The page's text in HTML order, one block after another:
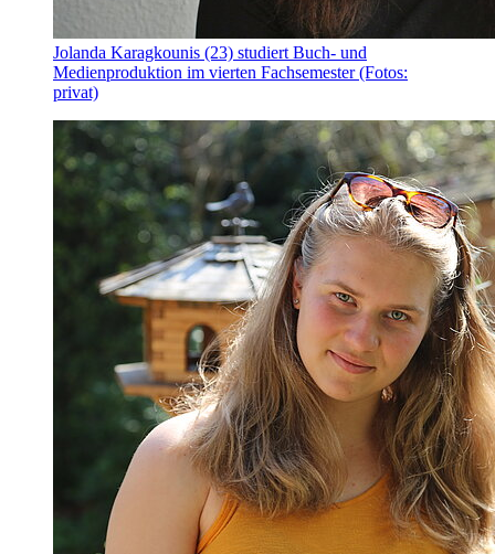
Jolanda Karagkounis (23) studiert Buch- und
Medienproduktion im vierten Fachsemester (Fotos:
privat)